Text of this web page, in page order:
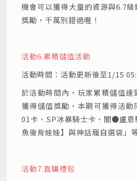
機會可以獲得大量的資源與6.7
獎勵，千萬別錯過喔！
活動6.累積儲值活動
活動時間：活動更新後至1/15
於活動時間內，玩家累積儲值達
獲得儲值獎勵，本期可獲得活
01卡、SP冰暴騎士卡、闇●盧恩
魚後背娃娃】與神話寵自選袋」
活動7.直購禮包